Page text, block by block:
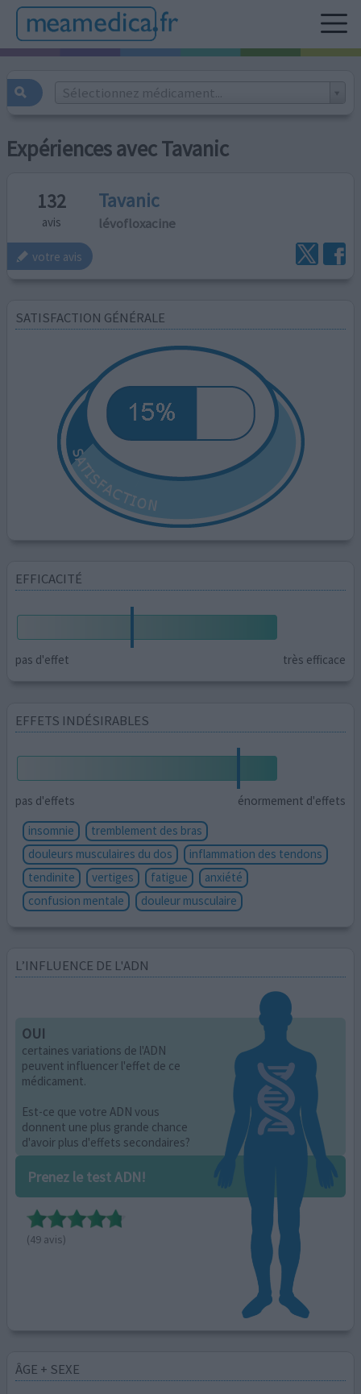
Sélectionnez médicament...
Expériences avec Tavanic
132
avis
Tavanic
lévofloxacine
votre avis
SATISFACTION GÉNÉRALE
EFFICACITÉ
pas d'effet très efficace
EFFETS INDÉSIRABLES
pas d'effets
énormement d'effets
insomnie
tremblement des bras
douleurs musculaires du dos
inflammation des tendons
tendinite
vertiges fatigue
anxiété
confusion mentale
douleur musculaire
L’INFLUENCE DE L'ADN
OUI
certaines variations de l'ADN
peuvent influencer l'effet de ce
médicament.
Est-ce que votre ADN vous
donnent une plus grande chance
d'avoir plus d'effets secondaires?
Prenez le test ADN!
(49 avis)
ÂGE + SEXE